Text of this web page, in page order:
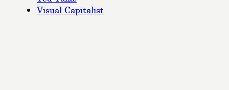
Visual Capitalist